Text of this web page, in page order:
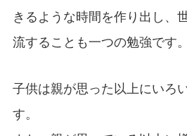
きるような時間を作り出し、
流することも一つの勉強です。
子供は親が思った以上にいろ
す。